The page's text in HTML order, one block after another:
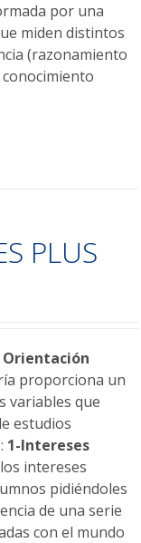
por una
miden distintos
(razonamiento
PLUS
Orientación
proporciona un
variables que
estudios
1-Intereses
intereses
pidiéndoles
de una serie
con el mundo